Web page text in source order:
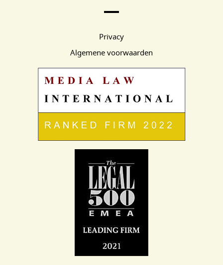
Privacy
Algemene voorwaarden